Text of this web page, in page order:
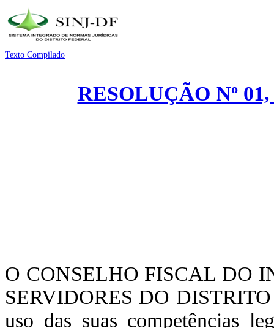
Texto Compilado
RESOLUÇÃO Nº
O CONSELHO FISCAL DO
SERVIDORES DO
uso das suas competências